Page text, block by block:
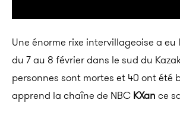
Une énorme rixe intervillageoise a
du 7 au 8 février dans le sud du
personnes sont mortes et 40 ont été
apprend la chaîne de NBC KXan ce